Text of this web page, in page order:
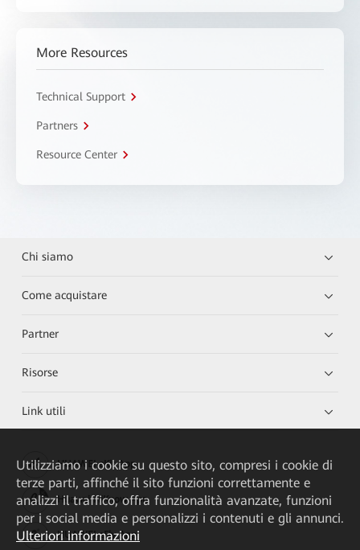
More Resources
Technical Support
Partners
Resource Center
Chi siamo
Come acquistare
Partner
Risorse
Link utili
HUAWEI eKit App
Huawei HiKnow App
HUAWEI eFly App
Utilizziamo i cookie su questo sito, compresi i cookie di
terze parti, affinché il sito funzioni correttamente e
analizzi il traffico, offra funzionalità avanzate, funzioni
per i social media e personalizzi i contenuti e gli annunci.
Ulteriori informazioni